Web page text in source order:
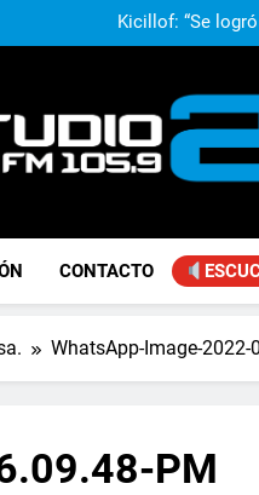
Kicillof: “Se
Achával
Kicillof: “Se
Achával
El municipio
2
CONTACTO
WhatsApp-Image-2022-
PM